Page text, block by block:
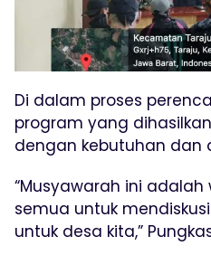
Di dalam proses
program yang
dengan kebutuhan dan
“Musyawarah ini
semua untuk
untuk desa kita,”